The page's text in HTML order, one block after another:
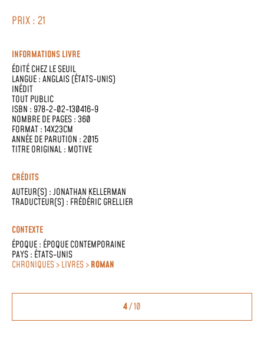
PRIX : 21
INFORMATIONS LIVRE
ÉDITÉ CHEZLE SEUIL
LANGUE :ANGLAIS (ÉTATS-UNIS)
INÉDIT
TOUT PUBLIC
ISBN : 978-2-02-130416-9
NOMBRE DE PAGES : 360
FORMAT : 14X23CM
ANNÉE DE PARUTION : 2015
TITRE ORIGINAL : MOTIVE
CRÉDITS
AUTEUR(S) :JONATHAN KELLERMAN
TRADUCTEUR(S) : FRÉDÉRIC GRELLIER
CONTEXTE
ÉPOQUE : ÉPOQUE CONTEMPORAINE
PAYS : ÉTATS-UNIS
CHRONIQUES > LIVRES >ROMAN
4/ 10